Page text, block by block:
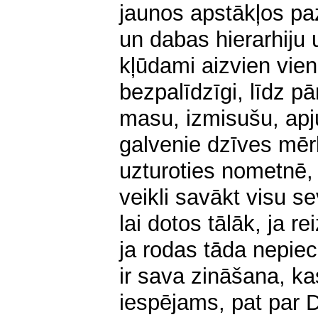
jaunos apstākļos
un dabas hierarhiju
kļūdami aizvien
bezpalīdzīgi, līdz
masu, izmisušu,
galvenie dzīves
uzturoties
veikli savākt visu
lai dotos tālāk, ja
ja rodas tāda
ir sava zināšana,
iespējams, pat par